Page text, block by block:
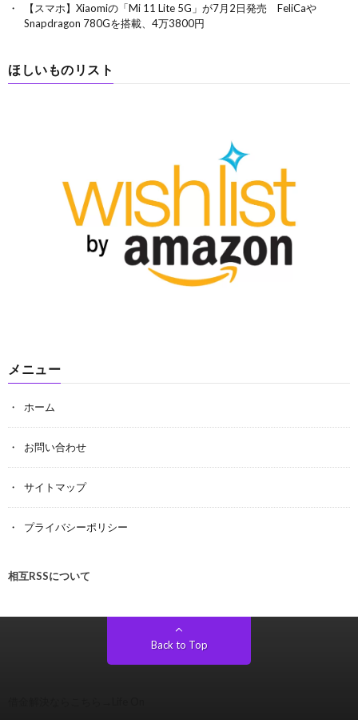
【スマホ】Xiaomiの「Mi 11 Lite 5G」が7月2日発売 FeliCaや
Snapdragon 780Gを搭載、4万3800円
ほしいものリスト
メニュー
ホーム
お問い合わせ
サイトマップ
プライバシーポリシー
相互RSSについて
Back to Top